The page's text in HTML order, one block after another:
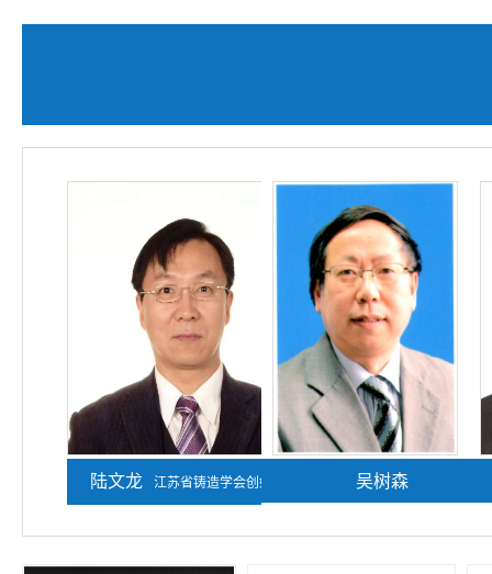
陆文龙 江苏省铸造学会创始人
熊守美 吴树森